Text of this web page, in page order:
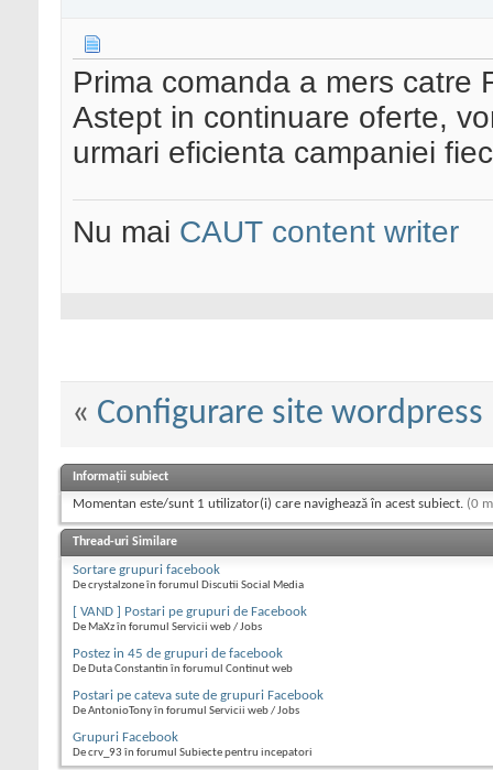
Prima comanda a mers catre
Astept in continuare oferte,
urmari eficienta campaniei
Nu mai CAUT content writer
« Configurare site wordpress
Informații subiect
Momentan este/sunt 1 utilizator(i) care navighează în acest subiect. (0
Thread-uri Similare
Sortare grupuri facebook
De crystalzone în forumul Discutii Social Media
[ VAND ] Postari pe grupuri de Facebook
De MaXz în forumul Servicii web / Jobs
Postez in 45 de grupuri de facebook
De Duta Constantin în forumul Continut web
Postari pe cateva sute de grupuri Facebook
De AntonioTony în forumul Servicii web / Jobs
Grupuri Facebook
De crv_93 în forumul Subiecte pentru incepatori